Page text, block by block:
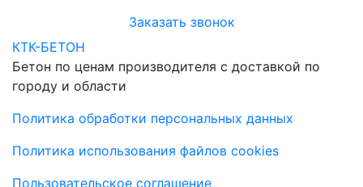
Заказать звонок
КТК-БЕТОН
Бетон по ценам производителя с доставкой по
городу и области
Политика обработки персональных данных
Политика использования файлов cookies
Пользовательское соглашение